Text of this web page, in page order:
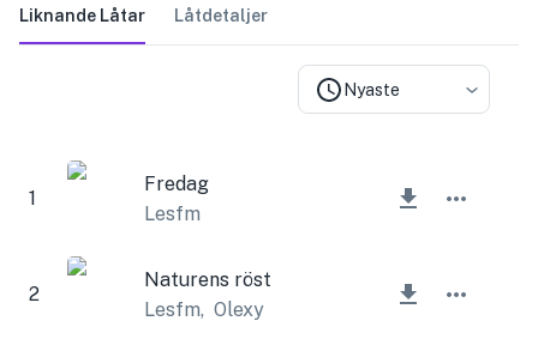
Liknande Låtar Låtdetaljer
Nyaste
1
Fredag
Lesfm
2
Naturens röst
Lesfm, Olexy